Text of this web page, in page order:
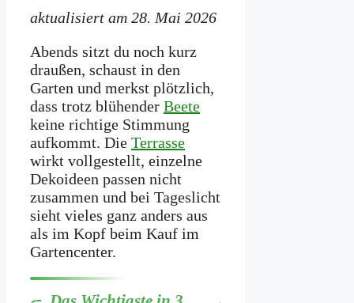
aktualisiert am 28. Mai 2026
Abends sitzt du noch kurz
draußen, schaust in den
Garten und merkst plötzlich,
dass trotz blühender Beete
keine richtige Stimmung
aufkommt. Die Terrasse
wirkt vollgestellt, einzelne
Dekoideen passen nicht
zusammen und bei Tageslicht
sieht vieles ganz anders aus
als im Kopf beim Kauf im
Gartencenter.